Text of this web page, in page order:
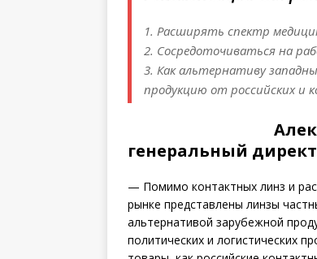
1. Расширять спектр
2. Сосредоточиваться на
3. Как альтернативу
продукцию от российских и
генеральный
— Помимо контактных линз и
рынке представлены линзы
альтернативой зарубежной
политических и логистических